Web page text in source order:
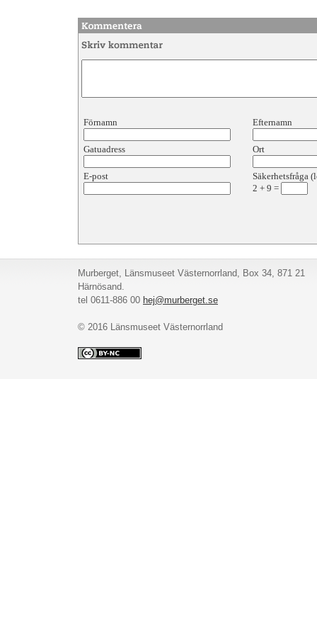
Förnamn Efternamn
Gatuadress Ort
E-post
Säkerhetsfråga
2 + 9 =
Murberget, Länsmuseet Västernorrland, Box 34, 871 21
Härnösand.
tel 0611-886 00 hej@murberget.se
© 2016 Länsmuseet Västernorrland